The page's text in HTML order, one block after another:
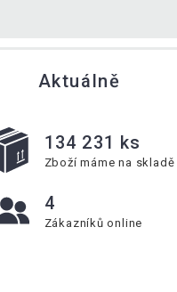
Aktuálně
134 231 ks
Zboží máme na skladě
4
Zákazníků online